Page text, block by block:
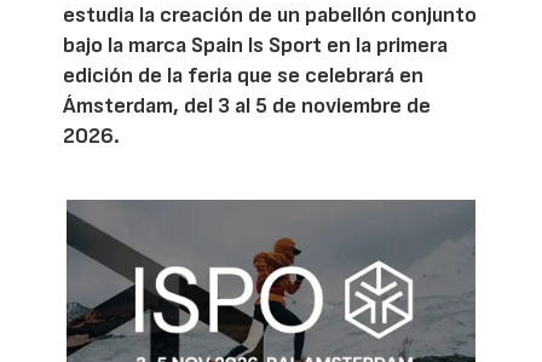
estudia la creación de un pabellón conjunto
bajo la marca Spain Is Sport en la primera
edición de la feria que se celebrará en
Ámsterdam, del 3 al 5 de noviembre de
2026.